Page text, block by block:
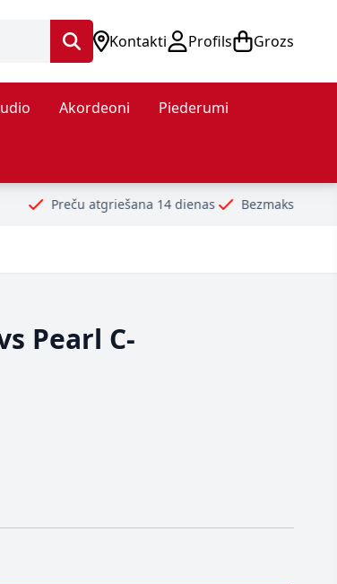
Kontakti Profils Grozs
Akordeoni Piederumi
14 dienas Bezmaksas piegāde no 99€
Pearl C-